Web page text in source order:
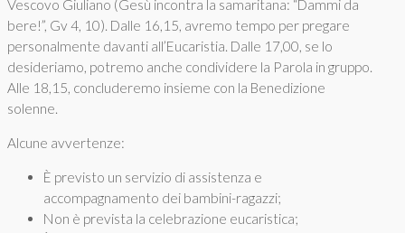
Vescovo Giuliano (Gesù incontra la samaritana: “Dammi da
bere!”, Gv 4, 10). Dalle 16,15, avremo tempo per pregare
personalmente davanti all’Eucaristia. Dalle 17,00, se lo
desideriamo, potremo anche condividere la Parola in gruppo.
Alle 18,15, concluderemo insieme con la Benedizione
solenne.
Alcune avvertenze:
È previsto un servizio di assistenza e
accompagnamento dei bambini-ragazzi;
Non è prevista la celebrazione eucaristica;